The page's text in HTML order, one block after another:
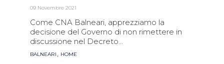
09 Novembre 2021
Come CNA Balneari, apprezziamo la
decisione del Governo di non rimettere in
discussione nel Decreto...
Tags
BALNEARI , HOME